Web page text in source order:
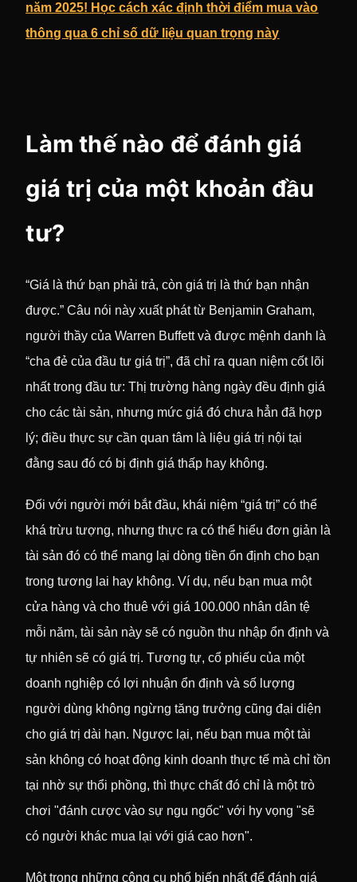
năm 2025! Học cách xác định thời điểm mua vào
thông qua 6 chỉ số dữ liệu quan trọng này
Làm thế nào để đánh giá
giá trị của một khoản đầu
tư?
“Giá là thứ bạn phải trả, còn giá trị là thứ bạn nhận
được.” Câu nói này xuất phát từ Benjamin Graham,
người thầy của Warren Buffett và được mệnh danh là
“cha đẻ của đầu tư giá trị”, đã chỉ ra quan niệm cốt lõi
nhất trong đầu tư: Thị trường hàng ngày đều định giá
cho các tài sản, nhưng mức giá đó chưa hẳn đã hợp
lý; điều thực sự cần quan tâm là liệu giá trị nội tại
đằng sau đó có bị định giá thấp hay không.
Đối với người mới bắt đầu, khái niệm “giá trị” có thể
khá trừu tượng, nhưng thực ra có thể hiểu đơn giản là
tài sản đó có thể mang lại dòng tiền ổn định cho bạn
trong tương lai hay không. Ví dụ, nếu bạn mua một
cửa hàng và cho thuê với giá 100.000 nhân dân tệ
mỗi năm, tài sản này sẽ có nguồn thu nhập ổn định và
tự nhiên sẽ có giá trị. Tương tự, cổ phiếu của một
doanh nghiệp có lợi nhuận ổn định và số lượng
người dùng không ngừng tăng trưởng cũng đại diện
cho giá trị dài hạn. Ngược lại, nếu bạn mua một tài
sản không có hoạt động kinh doanh thực tế mà chỉ tồn
tại nhờ sự thổi phồng, thì thực chất đó chỉ là một trò
chơi "đánh cược vào sự ngu ngốc" với hy vọng "sẽ
có người khác mua lại với giá cao hơn".
Một trong những công cụ phổ biến nhất để đánh giá